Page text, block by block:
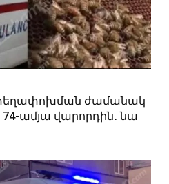
ժամանակ
74-ամյա վարորդին․ նա